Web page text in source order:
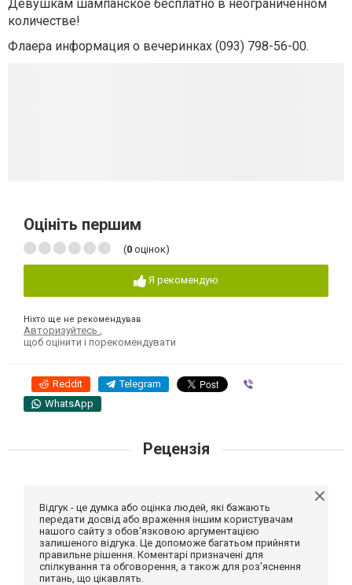
Девушкам шампанское бесплатно в неограниченном
количестве!
Флаера информация о вечеринках (093) 798-56-00.
Оцініть першим
(0 оцінок)
Я рекомендую
Ніхто ще не рекомендував
Авторизуйтесь
щоб оцінити і порекомендувати
Reddit Telegram
WhatsApp
Рецензія
Відгук - це думка або оцінка людей, які бажають
передати досвід або враження іншим користувачам
нашого сайту з обов'язковою аргументацією
залишеного відгука. Це допоможе багатьом прийняти
правильне рішення. Коментарі призначені для
спілкування та обговорення, а також для роз'яснення
питань, що цікавлять.